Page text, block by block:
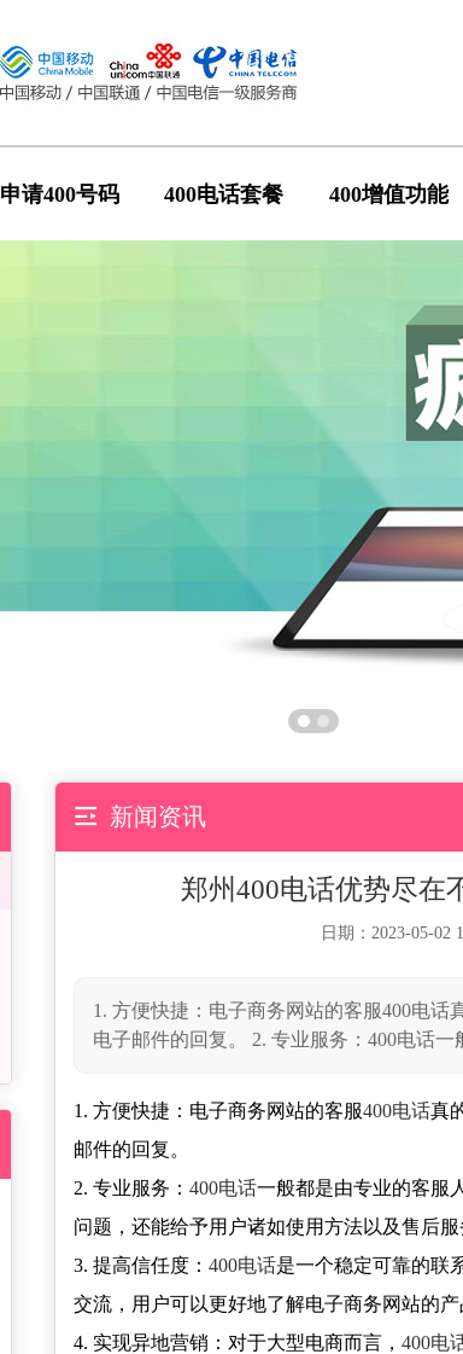
申请400号码 400电话套餐 400增值功能
 新闻资讯
郑州400电话优势尽在
日期：2023-05-02
1. 方便快捷：电子商务网站的客服400电
电子邮件的回复。 2. 专业服务：400电话一
1. 方便快捷：电子商务网站的客服400电话真
邮件的回复。
2. 专业服务： 400电话一般都是由专业的客服
问题，还能给予用户诸如使用方法以及售后服
3. 提高信任度： 400电话是一个稳定可靠的联
交流，用户可以更好地了解电子商务网站的
4. 实现异地营销：对于大型电商而言， 400电